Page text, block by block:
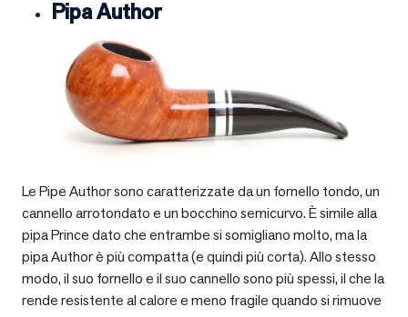
Pipa Author
Le Pipe Author sono caratterizzate da un fornello tondo, un
cannello arrotondato e un bocchino semicurvo. È simile alla
pipa Prince dato che entrambe si somigliano molto, ma la
pipa Author è più compatta (e quindi più corta). Allo stesso
modo, il suo fornello e il suo cannello sono più spessi, il che la
rende resistente al calore e meno fragile quando si rimuove